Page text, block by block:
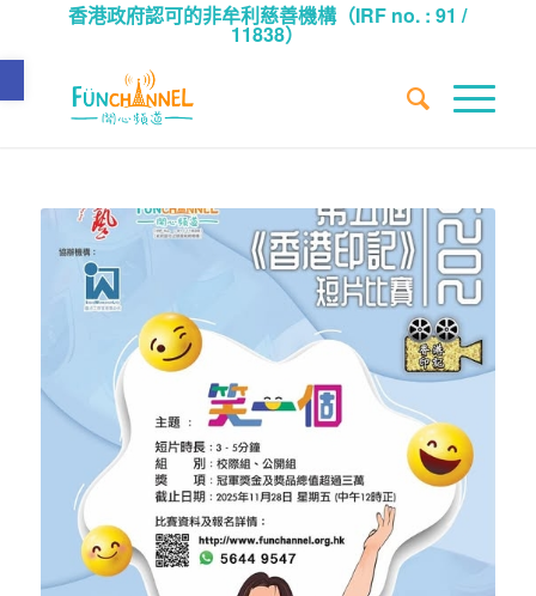
Open toolbar
香港政府認可的非牟利慈善機構（IRF no. : 91 /
11838）